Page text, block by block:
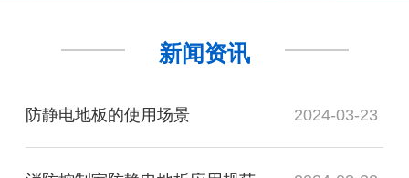
新闻资讯
防静电地板的使用场景 2024-03-23